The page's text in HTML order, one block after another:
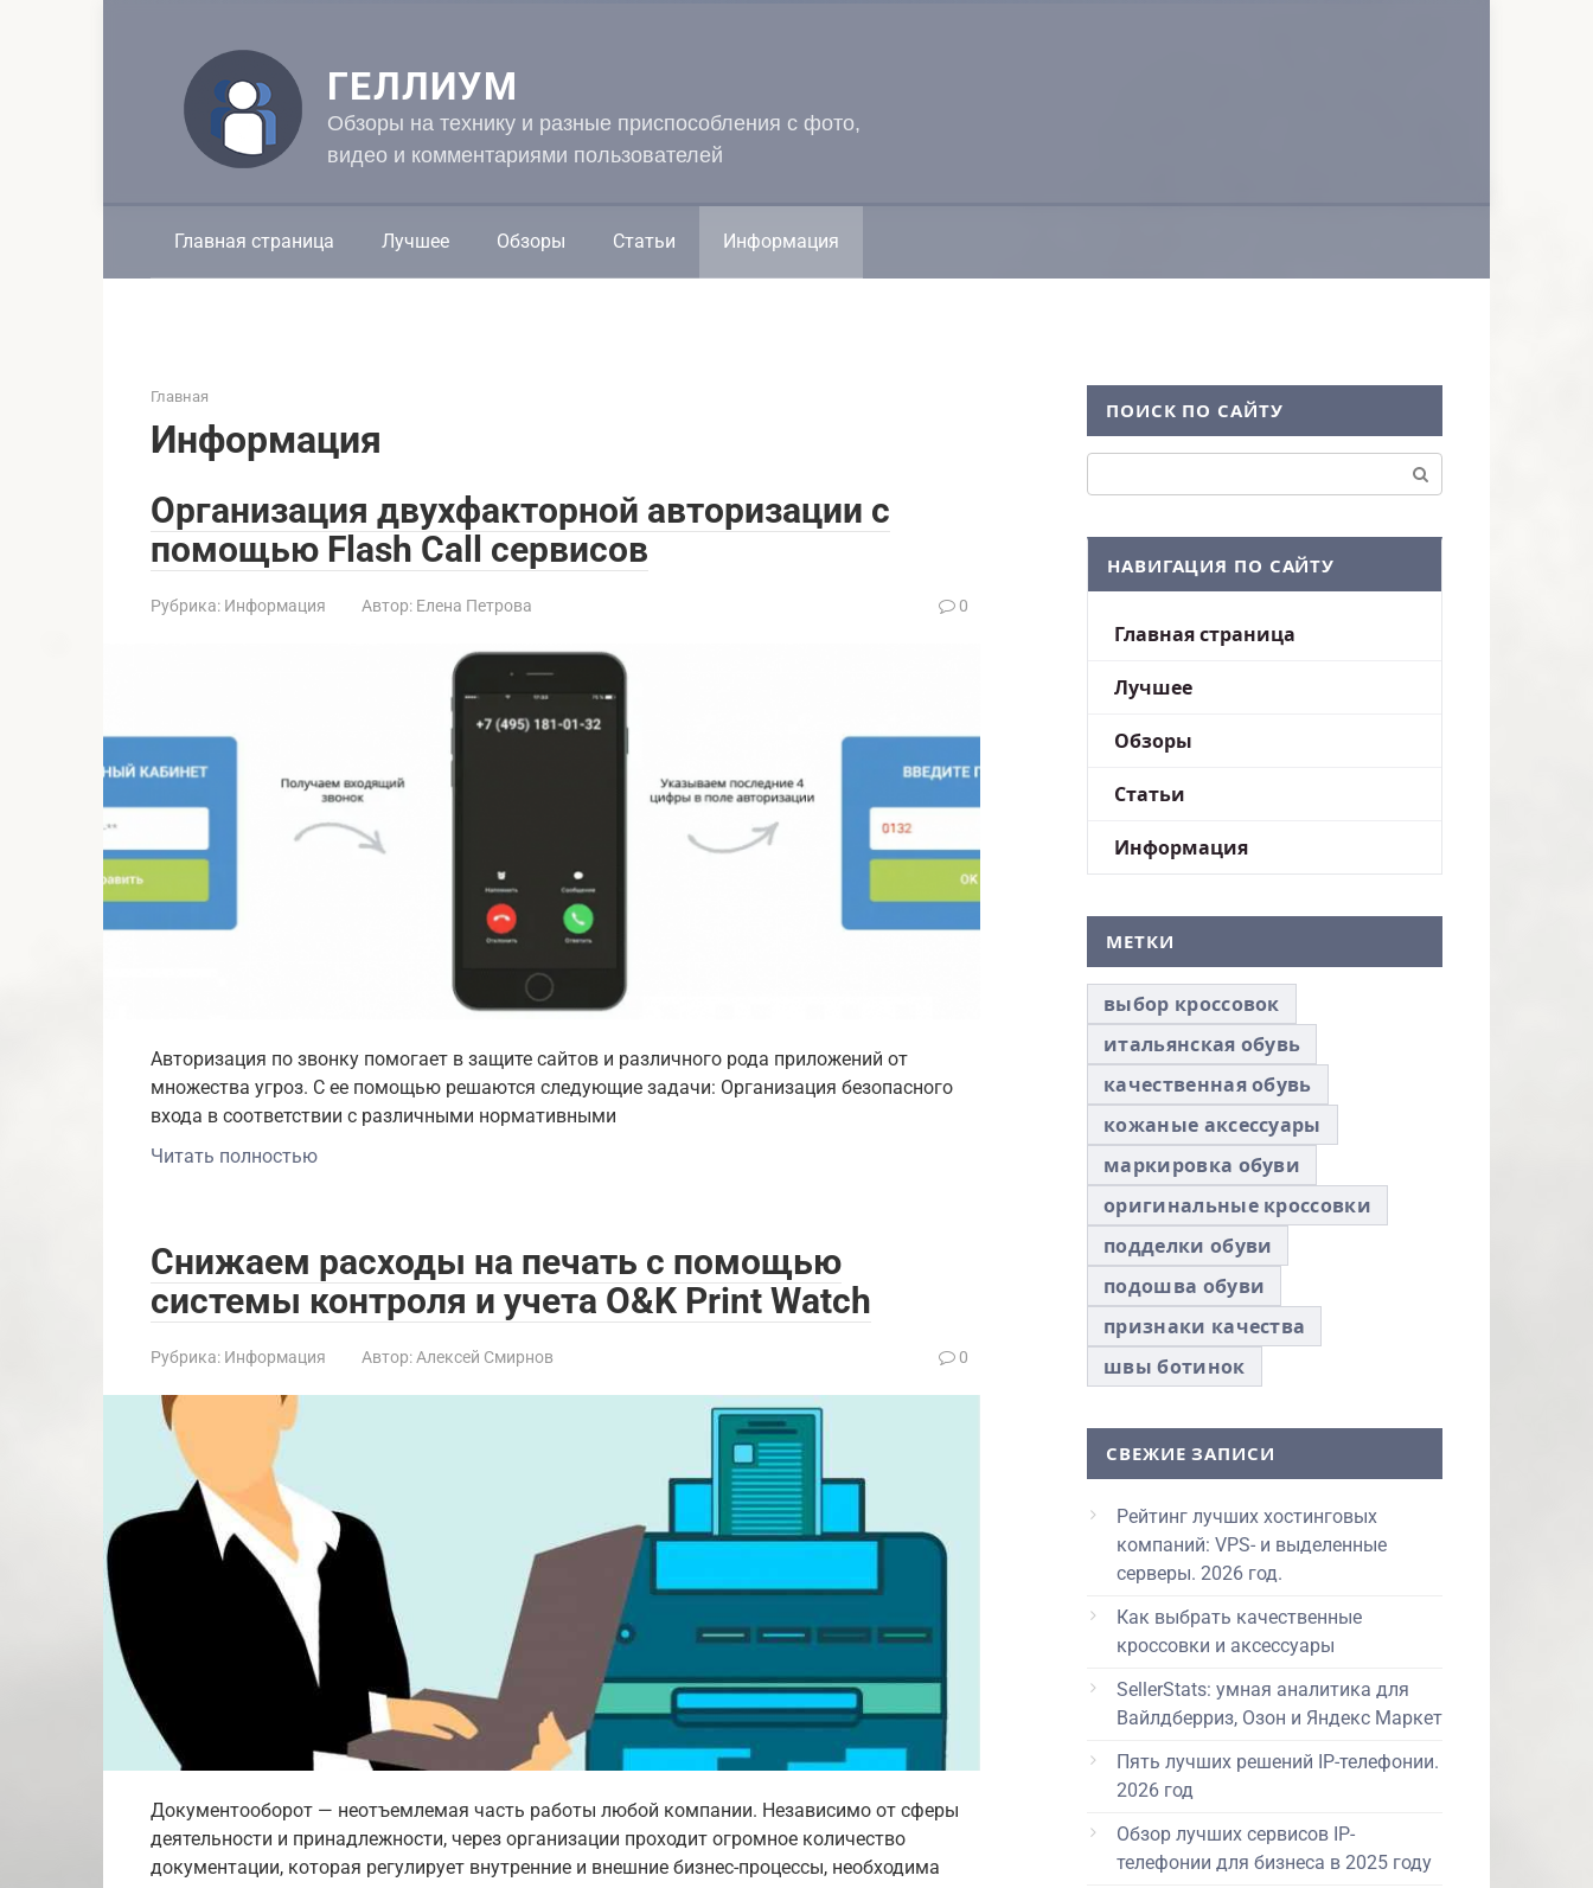
ГЕЛЛИУМ
Обзоры на технику и разные приспособления с фото,
видео и комментариями пользователей
Главная страница Лучшее Обзоры Статьи Информация
Главная
Информация
Организация двухфакторной авторизации с
помощью Flash Call сервисов
Рубрика: Информация Автор: Елена Петрова 0
Авторизация по звонку помогает в защите сайтов и различного рода приложений от
множества угроз. С ее помощью решаются следующие задачи: Организация безопасного
входа в соответствии с различными нормативными
Читать полностью
Снижаем расходы на печать с помощью
системы контроля и учета O&K Print Watch
Рубрика: Информация Автор: Алексей Смирнов 0
Документооборот — неотъемлемая часть работы любой компании. Независимо от сферы
деятельности и принадлежности, через организации проходит огромное количество
документации, которая регулирует внутренние и внешние бизнес-процессы, необходима
ПОИСК ПО САЙТУ
НАВИГАЦИЯ ПО САЙТУ
Главная страница
Лучшее
Обзоры
Статьи
Информация
МЕТКИ
выбор кроссовок
итальянская обувь
качественная обувь
кожаные аксессуары
маркировка обуви
оригинальные кроссовки
подделки обуви
подошва обуви
признаки качества
швы ботинок
СВЕЖИЕ ЗАПИСИ
Рейтинг лучших хостинговых
компаний: VPS- и выделенные
серверы. 2026 год.
Как выбрать качественные
кроссовки и аксессуары
SellerStats: умная аналитика для
Вайлдберриз, Озон и Яндекс Маркет
Пять лучших решений IP-телефонии.
2026 год
Обзор лучших сервисов IP-
телефонии для бизнеса в 2025 году